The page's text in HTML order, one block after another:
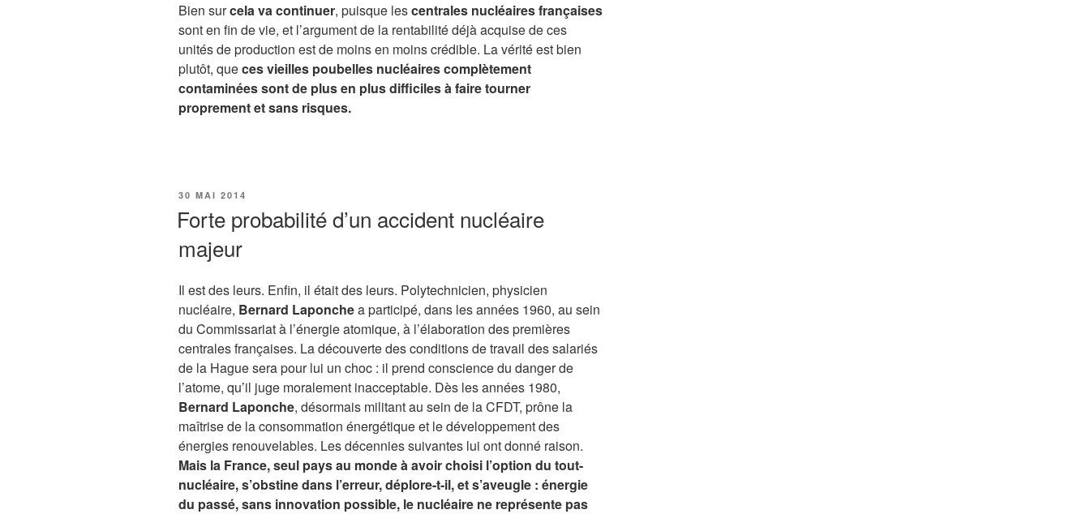
Bien surcela va continuer, puisque lescentrales nucléaires françaises
sont en fin de vie, et l’argument de la rentabilité déjà acquise de ces
unités de production est de moins en moins crédible. La vérité est bien
plutôt, queces vieilles poubelles nucléaires complètement
contaminées sont de plus en plus difficiles à faire tourner
proprement et sans risques.
PUBLIÉ
30 MAI 2014
Forte probabilité d’un accident nucléaire
majeur
Il est des leurs. Enfin, il était des leurs. Polytechnicien, physicien
nucléaire, Bernard Laponchea participé, dans les années 1960, au sein
du Commissariat à l’énergie atomique, à l’élaboration des premières
centrales françaises. La découverte des conditions de travail des salariés
de la Hague sera pour lui un choc : il prend conscience du danger de
l’atome, qu’il juge moralement inacceptable. Dès les années 1980,
Bernard Laponche, désormais militant au sein de la CFDT, prône la
maîtrise de la consommation énergétique et le développement des
énergies renouvelables. Les décennies suivantes lui ont donné raison.
Mais la France, seul pays au monde à avoir choisi l’option du tout-
nucléaire, s’obstine dans l’erreur, déplore-t-il, et s’aveugle : énergie
du passé, sans innovation possible, le nucléaire ne représente pas